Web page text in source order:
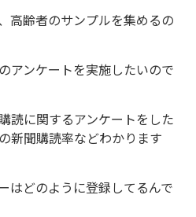
高齢者のサンプルを集めるの
アンケートを実施したいので
読に関するアンケートをした
新聞購読率などわかります
はどのように登録してるんで